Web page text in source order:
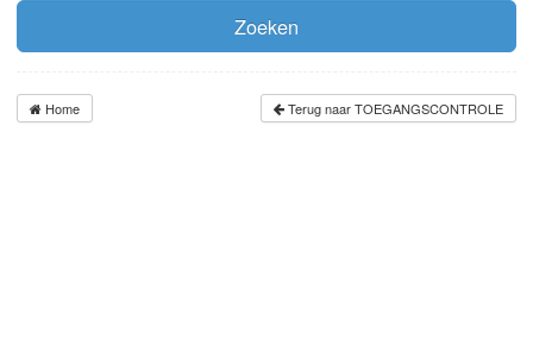
Zoeken
Home Terug naar TOEGANGSCONTROLE